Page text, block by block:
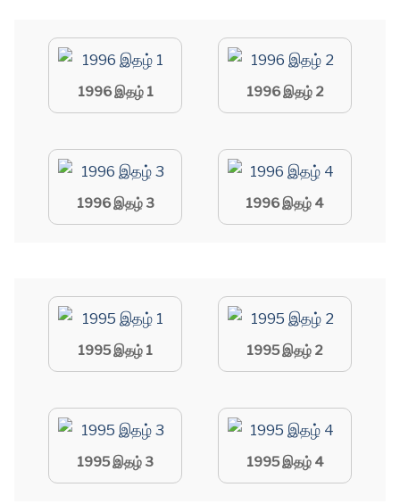
1996 இதழ் 1 1996 இதழ் 2
1996 இதழ் 3 1996 இதழ் 4
1995 இதழ் 1 1995 இதழ் 2
1995 இதழ் 3 1995 இதழ் 4